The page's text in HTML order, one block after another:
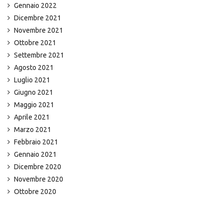
Gennaio 2022
Dicembre 2021
Novembre 2021
Ottobre 2021
Settembre 2021
Agosto 2021
Luglio 2021
Giugno 2021
Maggio 2021
Aprile 2021
Marzo 2021
Febbraio 2021
Gennaio 2021
Dicembre 2020
Novembre 2020
Ottobre 2020